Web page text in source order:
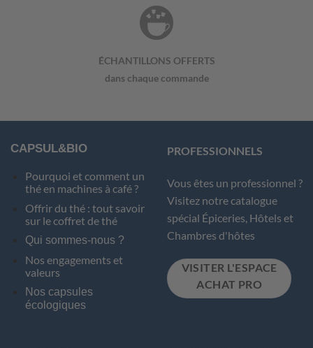
ÉCHANTILLONS OFFERTS
dans chaque commande
CAPSUL&BIO
Pourquoi et comment un
thé en machines à café ?
Offrir du thé : tout savoir
sur le coffret de thé
Qui sommes-nous ?
Nos engagements et
valeurs
Nos capsules
écologiques
PROFESSIONNELS
Vous êtes un professionnel ?
Visitez notre catalogue
spécial Épiceries, Hôtels et
Chambres d'hôtes
VISITER L'ESPACE
ACHAT PRO